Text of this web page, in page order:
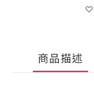
商品描述